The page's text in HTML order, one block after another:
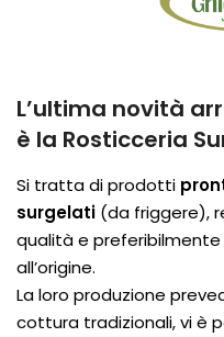
L’ultima novità
è la Rosticceria
Si tratta di prodotti
surgelati (da friggere),
qualità e
all’origine.
La loro produzione
cottura tradizionali, vi è